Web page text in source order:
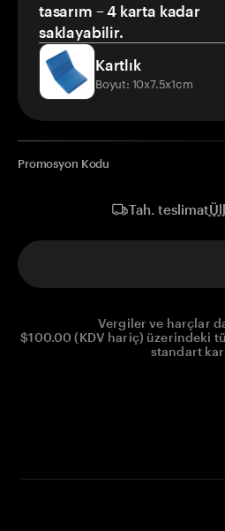
tasarım – 4 karta kadar
saklayabilir.
Kartlık
Boyut: 10x7.5x1cm
Promosyon Kodu
Tah. teslimat
Vergiler ve harçlar
$100.00 (KDV hariç) üzerindeki
standart